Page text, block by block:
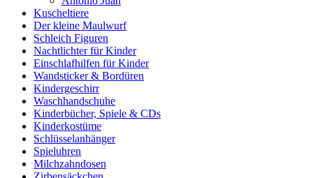
Kuscheltiere
Der kleine Maulwurf
Schleich Figuren
Nachtlichter für Kinder
Einschlafhilfen für Kinder
Wandsticker & Bordüren
Kindergeschirr
Waschhandschuhe
Kinderbücher, Spiele & CDs
Kinderkostüme
Schlüsselanhänger
Spieluhren
Milchzahndosen